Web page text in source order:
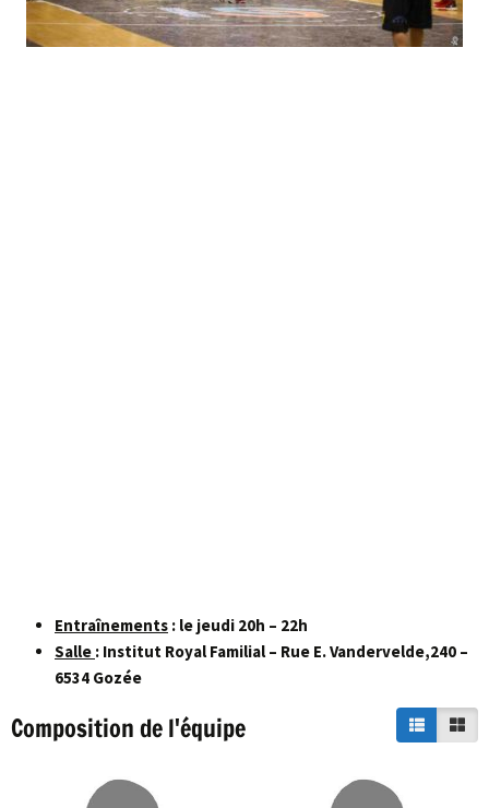
Entraînements : le jeudi 20h – 22h
Salle : Institut Royal Familial – Rue E. Vandervelde,240 –
6534 Gozée
Composition de l'équipe